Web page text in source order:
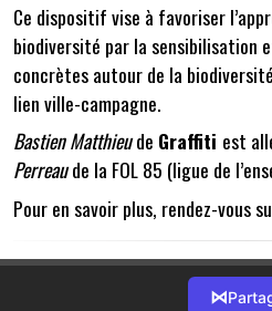
Ce dispositif vise à favoriser
biodiversité par la sensibilisation
concrètes autour de la
lien ville-campagne.
Bastien Matthieude Graffiti est
Perreaude la FOL 85 (ligue de
Pour en savoir plus, rendez-vous
⋈